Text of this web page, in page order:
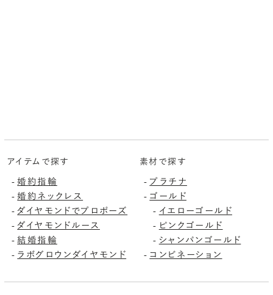
アイテムで探す
-婚約指輪
-婚約ネックレス
-ダイヤモンドでプロポーズ
-ダイヤモンドルース
-結婚指輪
- ラボグロウンダイヤモンド
素材で探す
- プラチナ
- ゴールド
- イエローゴールド
- ピンクゴールド
- シャンパンゴールド
- コンビネーション